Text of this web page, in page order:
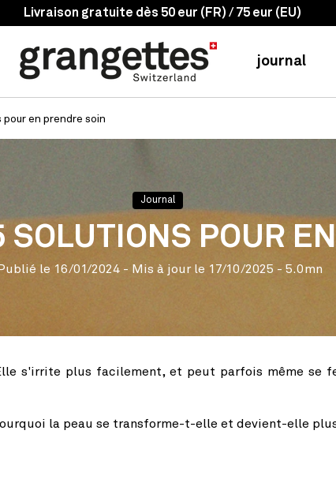
-10% sur 5 produits
journal
en prendre soin
Journal
SOLUTIONS POUR
Publié le 16/01/2024- Mis à jour le 17/10/2025 - 5.0mn
s'irrite plus facilement, et peut parfois même se
la peau se transforme-t-elle et devient-elle